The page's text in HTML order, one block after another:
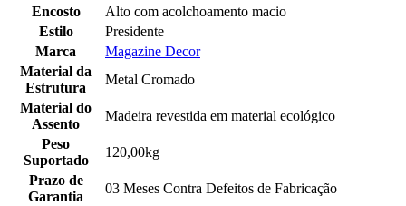
Encosto
Alto com acolchoamento macio
Estilo
Presidente
Marca
Magazine Decor
Material da
Estrutura
Metal Cromado
Material do
Assento
Madeira revestida em material ecológico
Peso
Suportado
120,00kg
Prazo de
Garantia
03 Meses Contra Defeitos de Fabricação